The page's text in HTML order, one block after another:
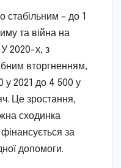
стабільним – до 1
та війна на
2020-х, з
вторгненням,
у 2021 до 4 500 у
Це зростання,
сходинка
за
допомоги.